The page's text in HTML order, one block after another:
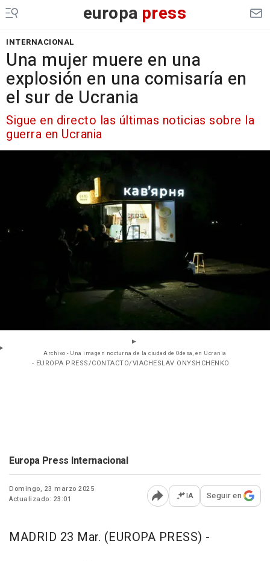
europa press
INTERNACIONAL
Una mujer muere en una
explosión en una comisaría en
el sur de Ucrania
Sigue en directo las últimas noticias sobre la
guerra en Ucrania
Archivo - Una imagen nocturna de la ciudad de Odesa, en Ucrania
- EUROPA PRESS/CONTACTO/VIACHESLAV ONYSHCHENKO
Europa Press Internacional
Domingo, 23 marzo 2025
Actualizado: 23:01
Abrir opciones para
IA Seguir en
MADRID 23 Mar. (EUROPA PRESS) -